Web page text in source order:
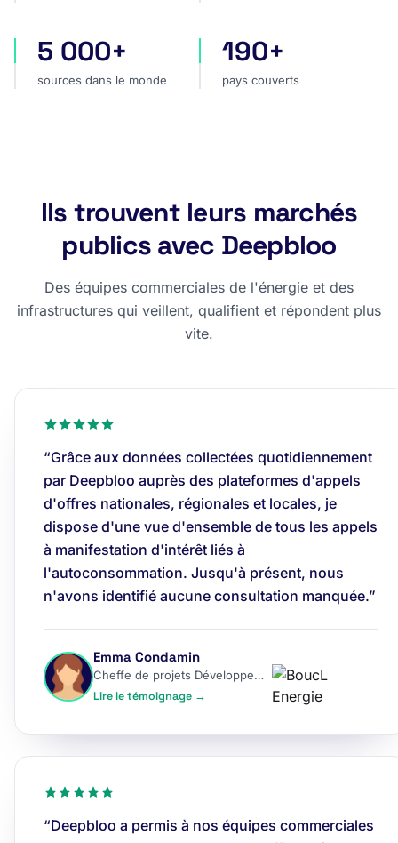
sources dans le monde
5 000+
sources dans le monde
pays couverts
190+
pays couverts
Ils trouvent leurs marchés
publics avec Deepbloo
Des équipes commerciales de l'énergie et des
infrastructures qui veillent, qualifient et répondent plus
vite.
“Grâce aux données collectées quotidiennement
par Deepbloo auprès des plateformes d'appels
d'offres nationales, régionales et locales, je
dispose d'une vue d'ensemble de tous les appels
à manifestation d'intérêt liés à
l'autoconsommation. Jusqu'à présent, nous
n'avons identifié aucune consultation manquée.”
Emma Condamin
Cheffe de projets Développement
Lire le témoignage →
“Deepbloo a permis à nos équipes commerciales